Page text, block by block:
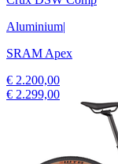
Aluminium|
SRAM Apex
€ 2.200,00
€ 2.299,00